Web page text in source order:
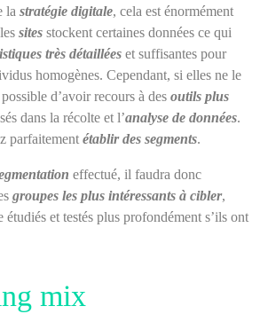
la stratégie digitale, cela est énormément
sites stockent certaines données ce qui
très détaillées et suffisantes pour
homogènes. Cependant, si elles ne le
d’avoir recours à des outils plus
dans la récolte et l’analyse de données.
parfaitement établir des segments.
effectué, il faudra donc
groupes les plus intéressants à cibler,
étudiés et testés plus profondément s’ils ont
mix